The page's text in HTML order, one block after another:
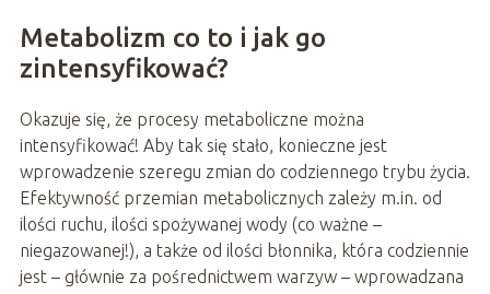
Metabolizm co to i jak go
zintensyfikować?
Okazuje się, że procesy metaboliczne można
intensyfikować! Aby tak się stało, konieczne jest
wprowadzenie szeregu zmian do codziennego trybu życia.
Efektywność przemian metabolicznych zależy m.in. od
ilości ruchu, ilości spożywanej wody (co ważne –
niegazowanej!), a także od ilości błonnika, która codziennie
jest – głównie za pośrednictwem warzyw – wprowadzana